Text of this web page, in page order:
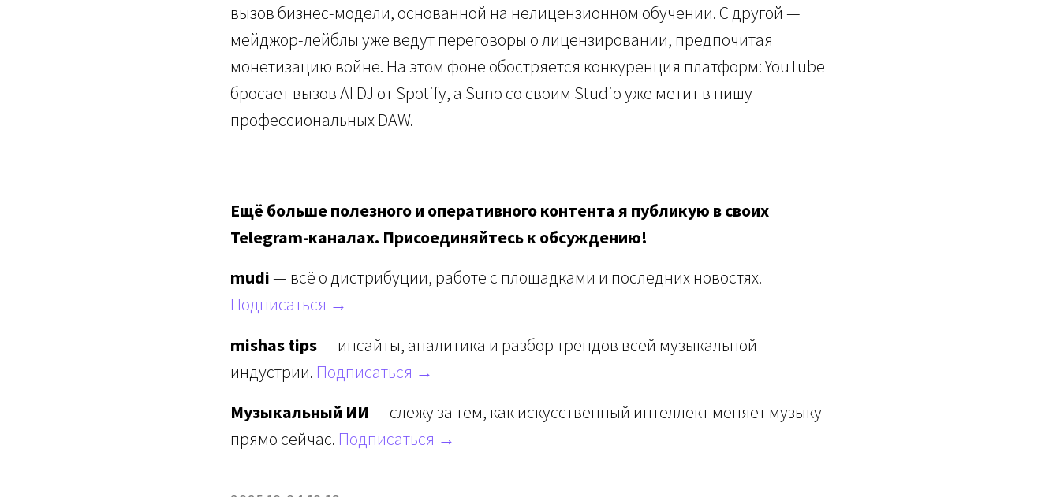
вызов бизнес-модели, основанной на нелицензионном обучении. С другой —
мейджор-лейблы уже ведут переговоры о лицензировании, предпочитая
монетизацию войне. На этом фоне обостряется конкуренция платформ: YouTube
бросает вызов AI DJ от Spotify, а Suno со своим Studio уже метит в нишу
профессиональных DAW.
Ещё больше полезного и оперативного контента я публикую в своих
Telegram-каналах. Присоединяйтесь к обсуждению!
mudi— всё о дистрибуции, работе с площадками и последних новостях.
Подписаться →
mishas tips— инсайты, аналитика и разбор трендов всей музыкальной
индустрии. Подписаться →
Музыкальный ИИ— слежу за тем, как искусственный интеллект меняет музыку
прямо сейчас. Подписаться →